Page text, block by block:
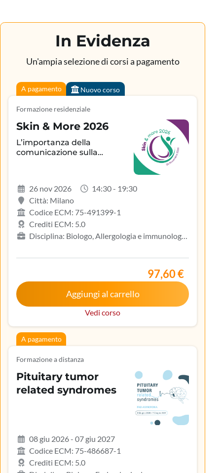
In Evidenza
Un'ampia selezione di corsi a pagamento
A pagamento Nuovo corso
Formazione residenziale
Skin & More 2026
L’importanza della
comunicazione sulla
dermatologica
26 nov 2026
14:30 - 19:30
Città: Milano
Codice ECM: 75-491399-1
Crediti ECM: 5.0
Disciplina: Biologo, Allergologia e immunologia
Medicina del lavoro e sicurezza degli ambienti di
lavoro, Medicina generale (medici di famiglia)
97,60 €
Aggiungi al carrello
Vedi corso
A pagamento
Formazione a distanza
Pituitary tumor
related syndromes
08 giu 2026 - 07 giu 2027
Codice ECM: 75-486687-1
Crediti ECM: 5.0